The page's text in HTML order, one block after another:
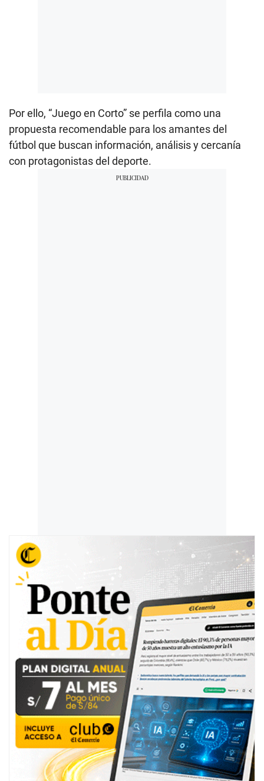
Por ello, “Juego en Corto” se perfila como una
propuesta recomendable para los amantes del
fútbol que buscan información, análisis y cercanía
con protagonistas del deporte.